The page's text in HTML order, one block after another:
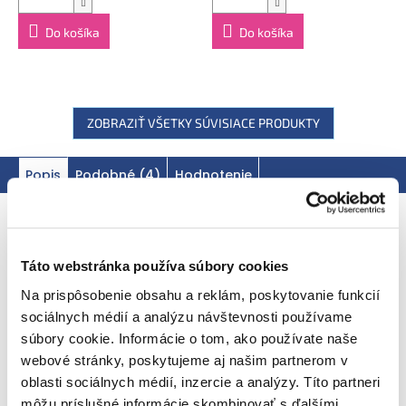
Táto webstránka používa súbory cookies
Na prispôsobenie obsahu a reklám, poskytovanie funkcií
sociálnych médií a analýzu návštevnosti používame
súbory cookie. Informácie o tom, ako používate naše
webové stránky, poskytujeme aj našim partnerom v
oblasti sociálnych médií, inzercie a analýzy. Títo partneri
Výrobca:Ella's Kitchen Ella's Barn, 22 Greys Green Farm
Rotherfield Greys Henley-on-Thames RG9 4QG, Veľká
Británia. Oficiálny distribútor: Health Academy, s. r. o.,
Do košíka Do košíka
ZOBRAZIŤ VŠETKY SÚVISIACE PRODUKTY
Popis Podobné (4) Hodnotenie
Ahoj, som 100% bio pyréz manga
a ďalšieho ovocia
+ kvapka citrónovej šťavy